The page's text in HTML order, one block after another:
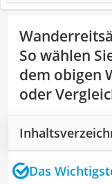
So wählen
dem obigen
oder
Das